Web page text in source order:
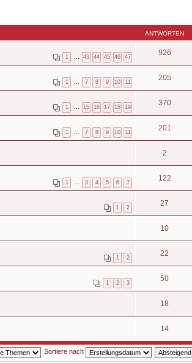
ANTWORTEN
1 43 44 45 46 47 926
1 7 8 9 10 11 205
1 15 16 17 18 19 370
1 7 8 9 10 11 201
2
1 3 4 5 6 7 122
1 2 27
10
1 2 22
1 2 3 50
18
14
Sortiere nach